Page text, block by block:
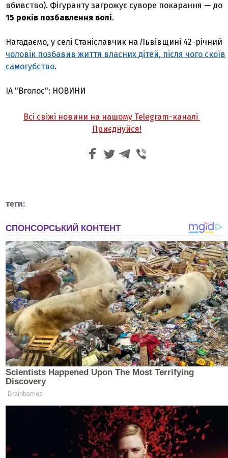
вбивство). Фігуранту загрожує суворе покарання — до
15 років позбавлення волі.
Нагадаємо, у селі Станіславчик на Львівщині 42-річний
чоловік позбавив життя власних дітей, після чого скоїв
самогубство.
ІА "Вголос": НОВИНИ
Всі свіжі новини на нашому Telegram-каналі
Приєднуйся!